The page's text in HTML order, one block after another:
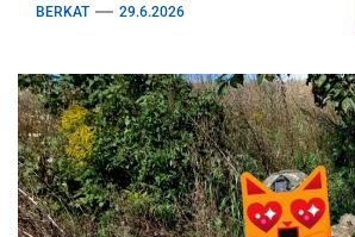
BERKAT 29.6.2026